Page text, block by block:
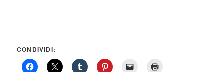
CONDIVIDI: